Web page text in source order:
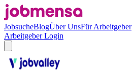
JobsucheBlogÜber UnsFür Arbeitgeber
Arbeitgeber Login